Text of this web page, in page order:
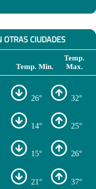
OTRAS CIUDADES
Temp. Min.
Temp.
Max.
26° 32°
14° 25°
15° 26°
21° 37°